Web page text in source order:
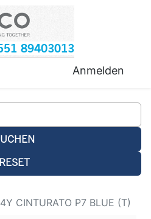
89403013
Anmelden
RESET
CINTURATO P7 BLUE (T)